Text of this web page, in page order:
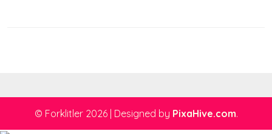
© Forklitler 2026 Designed by PixaHive.com.